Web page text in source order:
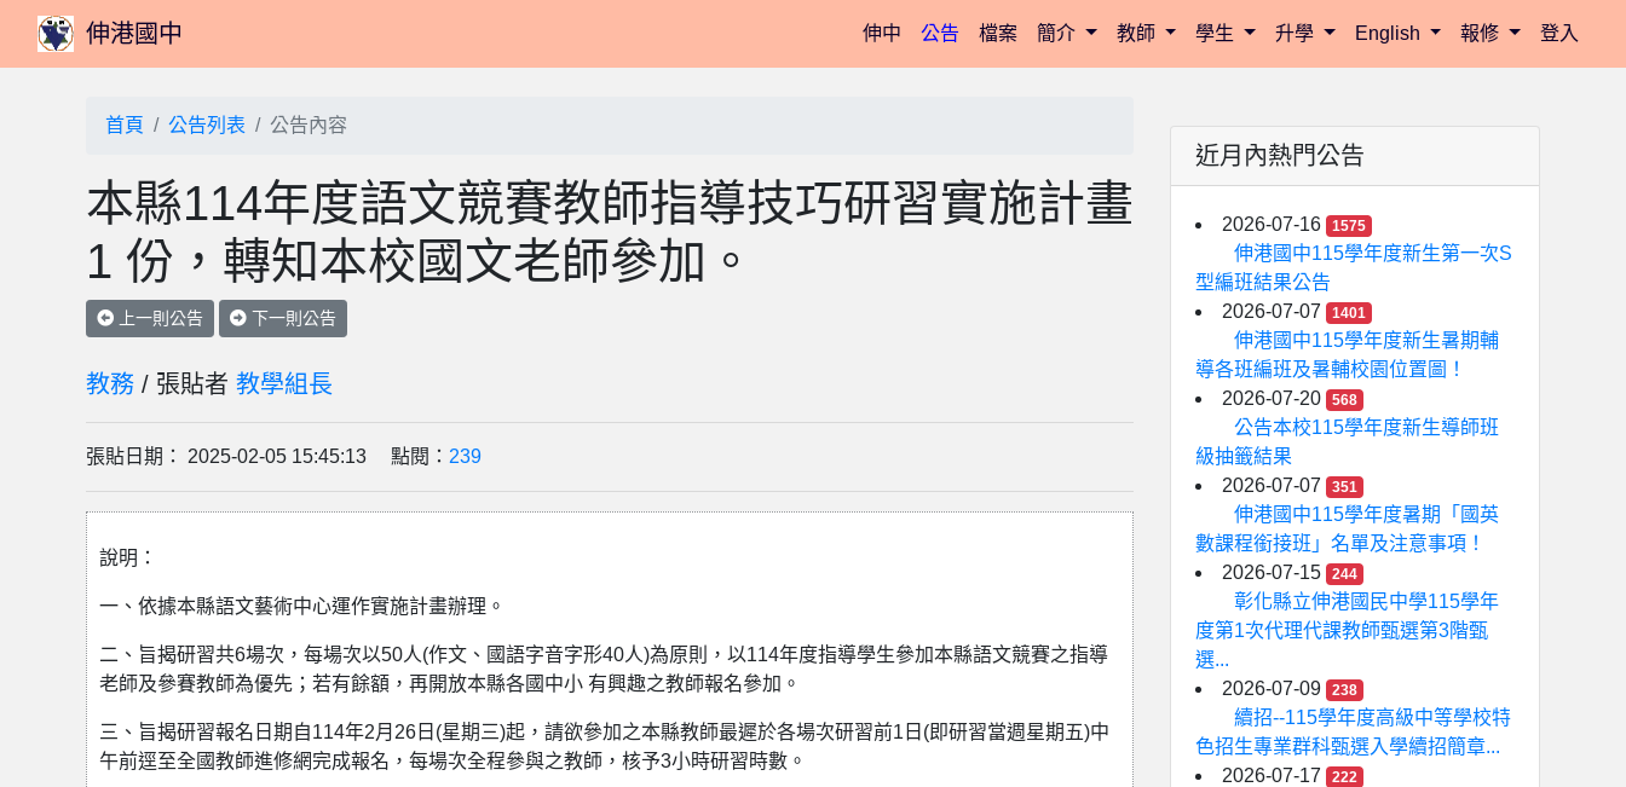
伸港國中 伸中(current)
公告 檔案 簡介 教師 學生 升學 English 報修 登入
首頁 公告列表 公告內容
本縣114年度語文競賽教師指導技巧研習實施計畫
1 份，轉知本校國文老師參加。
上一則公告 下一則公告
教務 / 張貼者 教學組長
張貼日期： 2025-02-05 15:45:13 點閱： 239
說明：
一、依據本縣語文藝術中心運作實施計畫辦理。
二、旨揭研習共6場次，每場次以50人(作文、國語字音字形40人)為原則，以114年度指導學生參加本縣語文競賽之指導
老師及參賽教師為優先；若有餘額，再開放本縣各國中小 有興趣之教師報名參加。
三、旨揭研習報名日期自114年2月26日(星期三)起，請欲參加之本縣教師最遲於各場次研習前1日(即研習當週星期五)中
午前逕至全國教師進修網完成報名，每場次全程參與之教師，核予3小時研習時數。
近月內熱門公告
2026-07-16 1575
伸港國中115學年度新生第一次S
型編班結果公告
2026-07-07
1401
伸港國中115學年度新生暑期輔
導各班編班及暑輔校園位置圖！
2026-07-20
568
公告本校115學年度新生導師班
級抽籤結果
2026-07-07
351
伸港國中115學年度暑期「國英
數課程銜接班」名單及注意事項！
2026-07-15
244
彰化縣立伸港國民中學115學年
度第1次代理代課教師甄選第3階甄
選...
2026-07-09
238
續招--115學年度高級中等學校特
色招生專業群科甄選入學續招簡章...
2026-07-17
222